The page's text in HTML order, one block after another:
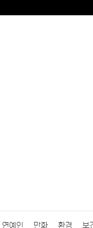
연예인 만화 환경 보